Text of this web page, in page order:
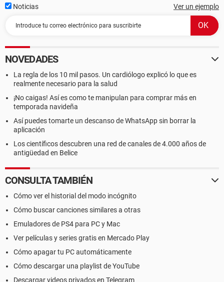
Noticias Ver un ejemplo
NOVEDADES
La regla de los 10 mil pasos. Un cardiólogo explicó lo que es
realmente necesario para la salud
¡No caigas! Así es como te manipulan para comprar más en
temporada navideña
Así puedes tomarte un descanso de WhatsApp sin borrar la
aplicación
Los científicos descubren una red de canales de 4.000 años de
antigüedad en Belice
CONSULTA TAMBIÉN
Cómo ver el historial del modo incógnito
Cómo buscar canciones similares a otras
Emuladores de PS4 para PC y Mac
Ver películas y series gratis en Mercado Play
Cómo apagar tu PC automáticamente
Cómo descargar una playlist de YouTube
Descargar videos privados en Telegram